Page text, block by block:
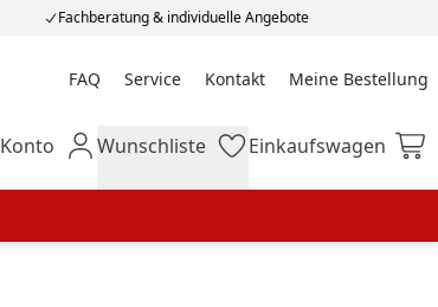
Fachberatung & individuelle Angebote
FAQ Service Kontakt Meine Bestellung
Meine Bestellung
Mein Konto
Konto Wunschliste
Wunschliste Einkaufswagen
Einkaufswagen